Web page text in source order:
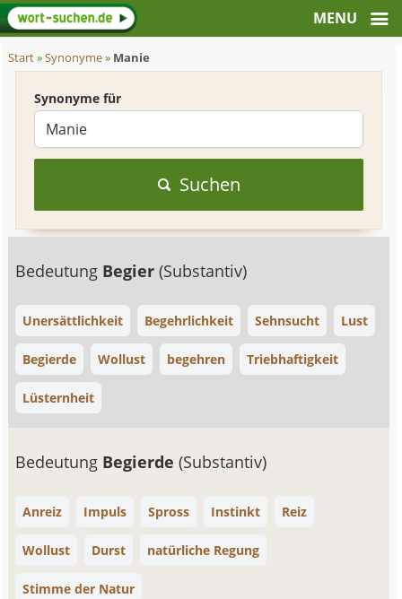
Start»Synonyme» Manie
Synonyme für
Suchen
Bedeutung Begier(Substantiv)
Unersättlichkeit Begehrlichkeit Sehnsucht Lust
Begierde Wollust begehren Triebhaftigkeit
Lüsternheit
Bedeutung Begierde(Substantiv)
Anreiz Impuls Spross Instinkt Reiz
Wollust Durst natürliche Regung
Stimme der Natur